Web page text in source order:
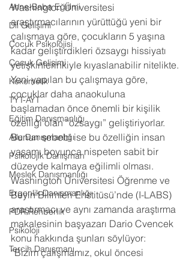
Anne-Baba Eğitimi
Dil Gelişimi
Çocuk Psikolojisi
Çocuk Gelişimi
Kekemelik
TYT-AYT
Eğitim Danışmanlığı
Aile Danışmanlığı
Psikolojik Danışman
Meslek Danışmanlığı
Ergenlik Danışmanlığı
PDR Rehberlik
Psikoloji
Tercih Danışmanı
Washington Üniversitesi
araştırmacılarının yürüttüğü yeni bir
çalışmaya göre, çocukların 5 yaşına
kadar geliştirdikleri özsaygı hissiyatı
yetişkinlerinkiyle kıyaslanabilir nitelikte.
Yeni yapılan bu çalışmaya göre,
çocuklar daha anaokuluna
başlamadan önce önemli bir kişilik
özelliği olan “özsaygı” geliştiriyorlar.
Bunun sebebi ise bu özelliğin insan
yaşamı boyunca nispeten sabit bir
düzeyde kalmaya eğilimli olması.
Washington Üniversitesi Öğrenme ve
Beyin Bilimleri Enstitüsü’nde (I-LABS)
araştırmacı ve aynı zamanda araştırma
makalesinin başyazarı Dario Cvencek
konu hakkında şunları söylüyor:
“Bizim çalışmamız, okul öncesi